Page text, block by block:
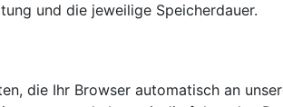
und die jeweilige Speicherdauer.
die Ihr Browser automatisch an